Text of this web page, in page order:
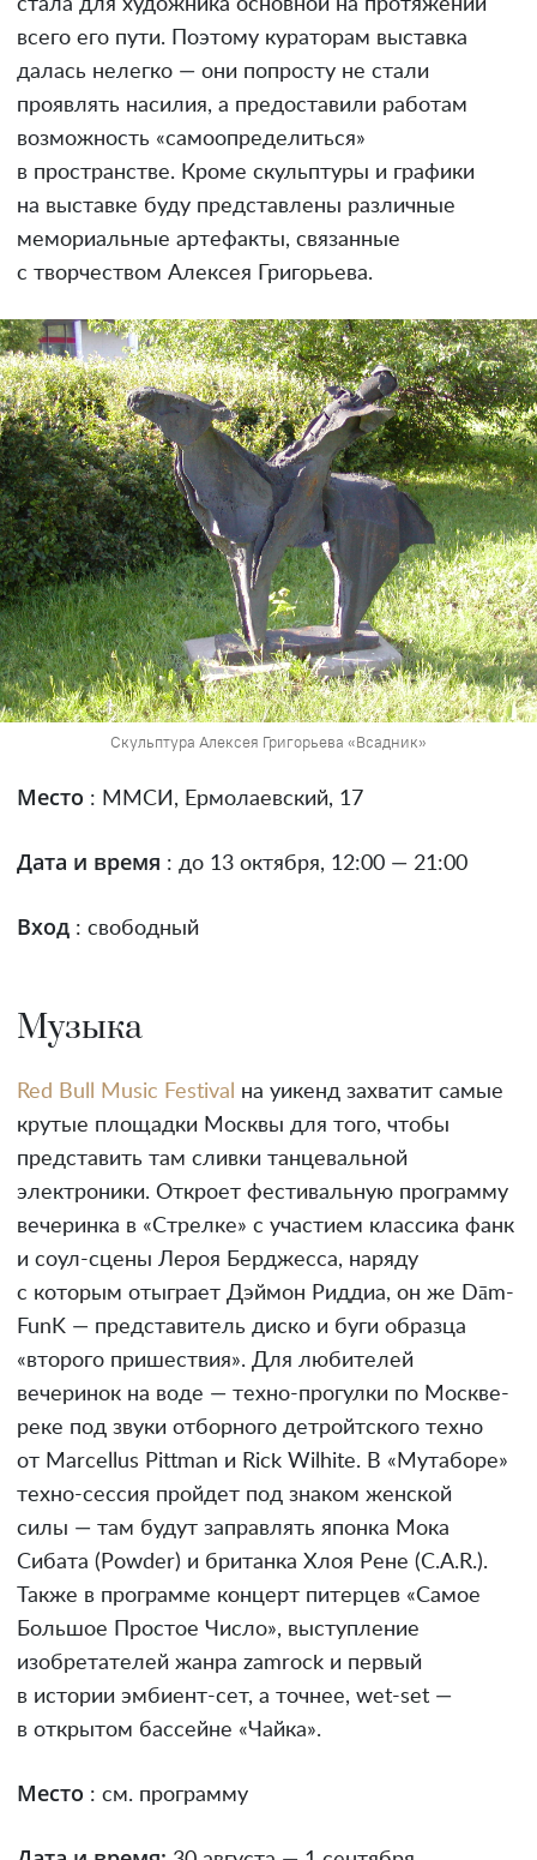
стала для художника основной на протяжении
всего его пути. Поэтому кураторам выставка
далась нелегко — они попросту не стали
проявлять насилия, а предоставили работам
возможность «самоопределиться»
в пространстве. Кроме скульптуры и графики
на выставке буду представлены различные
мемориальные артефакты, связанные
с творчеством Алексея Григорьева.
Скульптура Алексея Григорьева «Всадник»
Место : ММСИ, Ермолаевский, 17
Дата и время : до 13 октября, 12:00 — 21:00
Вход : свободный
Музыка
Red Bull Music Festival
на уикенд захватит самые
крутые площадки Москвы для того, чтобы
представить там сливки танцевальной
электроники. Откроет фестивальную программу
вечеринка в «Стрелке» с участием классика фанк
и соул-сцены Лероя Берджесса, наряду
с которым отыграет Дэймон Риддиа, он же Dām-
FunK — представитель диско и буги образца
«второго пришествия». Для любителей
вечеринок на воде — техно-прогулки по Москве-
реке под звуки отборного детройтского техно
от Marcellus Pittman и Rick Wilhite. В «Мутаборе»
техно-сессия пройдет под знаком женской
силы — там будут заправлять японка Мока
Сибата (Powder) и британка Хлоя Рене (C.A.R.).
Также в программе концерт питерцев «Самое
Большое Простое Число», выступление
изобретателей жанра zamrock и первый
в истории эмбиент-сет, а точнее, wet-set —
в открытом бассейне «Чайка».
Место : см. программу